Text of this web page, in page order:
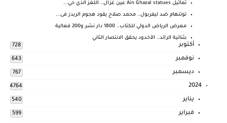
تماثيل Ain Ghazal statues عين غزال.. اللغز الذي حي...
توتنهام ضد ليفربول.. محمد صلاح يقود هجوم الريدز فى...
معرض الرياض الدولي للكتاب.. 1800 دار نشر و200 فعالية
بثنائية الرائد.. الأخدود يحقق الانتصار الثاني
أكتوبر 728
نوفمبر 643
ديسمبر 767
2024
4764
يناير 540
فبراير 599